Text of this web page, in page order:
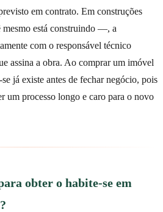
em contrato. Em construções
está construindo —, a
com o responsável técnico
assina a obra. Ao comprar um imóvel
já existe antes de fechar negócio, pois
um processo longo e caro para o novo
obter o habite-se em